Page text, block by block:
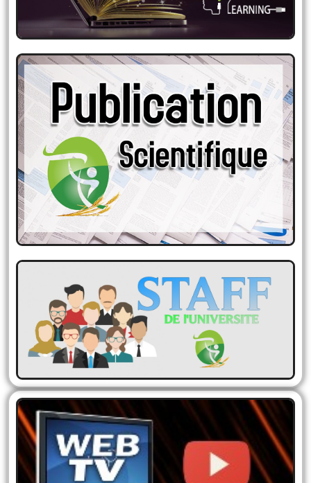
Publications scientifiques
des enseignants de l’Université de Mascara
STAFF Enseignants de
l'Université
Informations sur les enseignants…
LE WEB TV